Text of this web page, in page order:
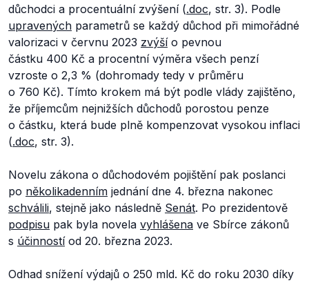
důchodci a procentuální zvýšení (.doc, str. 3). Podle
upravených parametrů se každý důchod při mimořádné
valorizaci v červnu 2023 zvýšío pevnou
částku 400 Kč a procentní výměra všech penzí
vzroste o 2,3 % (dohromady tedy v průměru
o 760 Kč). Tímto krokem má být podle vlády zajištěno,
že příjemcům nejnižších důchodů porostou penze
o částku, která bude plně kompenzovat vysokou inflaci
(.doc, str. 3).
Novelu zákona o důchodovém pojištění pak poslanci
po několikadenním jednání dne 4. března nakonec
schválili, stejně jako následně Senát. Po prezidentově
podpisu pak byla novela vyhlášena ve Sbírce zákonů
s účinnostíod 20. března 2023.
Odhad snížení výdajů o 250 mld. Kč do roku 2030 díky